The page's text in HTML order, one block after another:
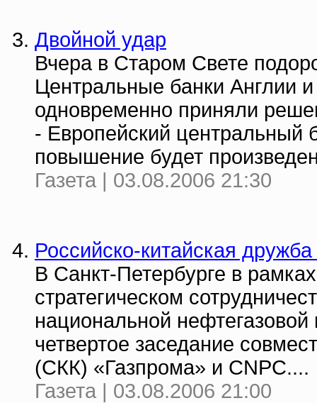
Двойной удар
Вчера в Старом Свете
Центральные банки Англии
одновременно приняли
- Европейский центральный
повышение будет
Газета | 03.08.2006 21:30
Российско-китайская
В Санкт-Петербурге в
стратегическом
национальной
четвертое заседание
(СКК) «Газпрома» и CNPC....
Газета | 03.08.2006 21:00